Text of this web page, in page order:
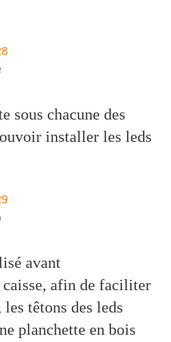
sous chacune des
installer les leds
avant
afin de faciliter
têtons des leds
planchette en bois